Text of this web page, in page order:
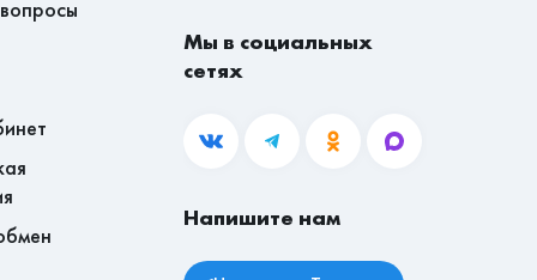
Мы в социальных
сетях
Напишите нам